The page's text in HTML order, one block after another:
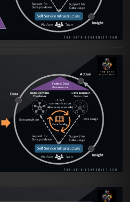
VIEW
Ökosysteme: Die
Data Inspired Human
Culture
VIEW